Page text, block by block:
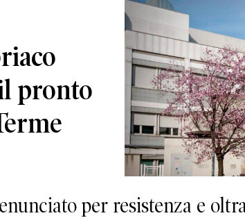
pronto
per resistenza e